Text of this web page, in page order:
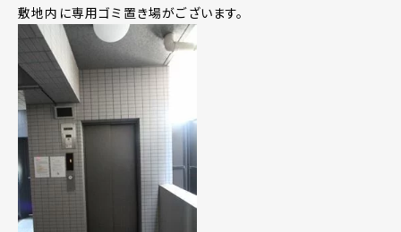
敷地内に専用ゴミ置き場がございます。